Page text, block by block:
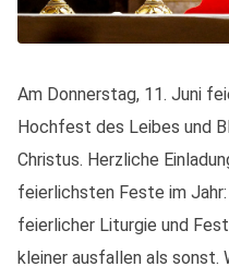
Am Donnerstag, 11. Juni
Hochfest des Leibes und
Christus. Herzliche
feierlichsten Feste im
feierlicher Liturgie und
kleiner ausfallen als sonst.